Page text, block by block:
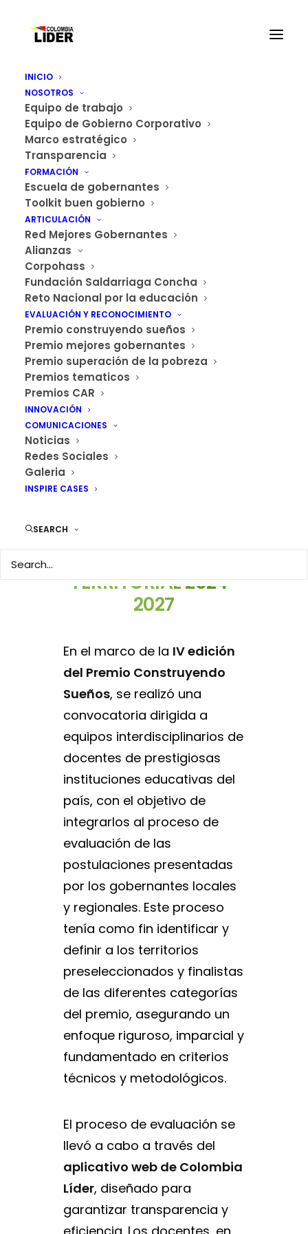
INICIO
NOSOTROS
Equipo de trabajo
Equipo de Gobierno Corporativo
Marco estratégico
Transparencia
FORMACIÓN
Escuela de gobernantes
Toolkit buen gobierno
ARTICULACIÓN
Red Mejores Gobernantes
Alianzas
Corpohass
Fundación Saldarriaga Concha
Reto Nacional por la educación
EVALUACIÓN Y RECONOCIMIENTO
Premio construyendo sueños
Premio mejores gobernantes
Premio superación de la pobreza
Premios tematicos
Premios CAR
INNOVACIÓN
COMUNICACIONES
Noticias
Redes Sociales
Galeria
INSPIRE CASES
SEARCH
Fase de evaluación teórica
PROCESO DE
TERRITORIAL 2024-
2027
En el marco de la IV edición
del Premio Construyendo
Sueños, se realizó una
convocatoria dirigida a
equipos interdisciplinarios de
docentes de prestigiosas
instituciones educativas del
país, con el objetivo de
integrarlos al proceso de
evaluación de las
postulaciones presentadas
por los gobernantes locales
y regionales. Este proceso
tenía como fin identificar y
definir a los territorios
preseleccionados y finalistas
de las diferentes categorías
del premio, asegurando un
enfoque riguroso, imparcial y
fundamentado en criterios
técnicos y metodológicos.
El proceso de evaluación se
llevó a cabo a través del
aplicativo web de Colombia
Líder, diseñado para
garantizar transparencia y